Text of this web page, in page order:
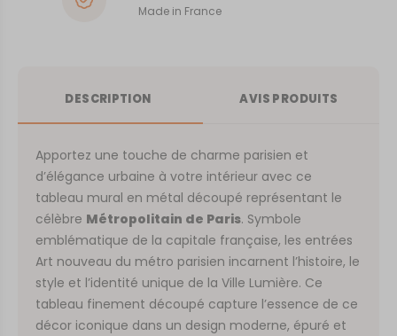
Made in France
DESCRIPTION AVIS PRODUITS
Apportez une touche de charme parisien et
d’élégance urbaine à votre intérieur avec ce
tableau mural en métal découpé représentant le
célèbre Métropolitain de Paris. Symbole
emblématique de la capitale française, les entrées
Art nouveau du métro parisien incarnent l’histoire, le
style et l’identité unique de la Ville Lumière. Ce
tableau finement découpé capture l’essence de ce
décor iconique dans un design moderne, épuré et